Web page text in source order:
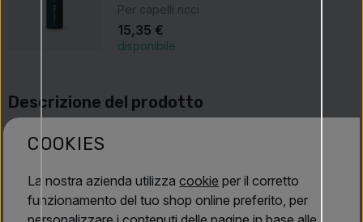
Descrizione del prodotto
Sebastian Professional Twisted Mask 500 ml
maschera nutriente intensiva sviluppata appositamente per
capelli ricci e mossi. Questa maschera migliora l’elasticità,
rinforza le fibre capillari e aiuta a contrastare l’effetto
crespo, donando ai capelli morbidezza, definizione e un
Per capelli ricci
15,35 €
disponibile
COOKIES
La nostra azienda utilizzacookie per il corretto
funzionamento del tuo shop online preferito, per